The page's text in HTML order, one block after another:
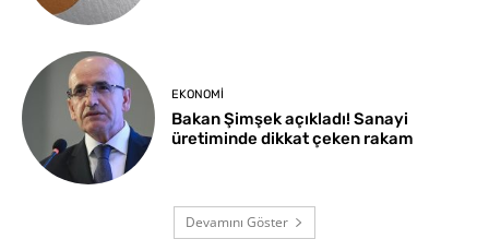
EKONOMI
Bakan Şimşek açıkladı! Sanayi
üretiminde dikkat çeken rakam
Devamını Göster